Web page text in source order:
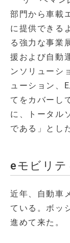
部門から車載
に提供できる
る強力な事業
援および自動
ンソリューシ
ューション、
てをカバーし
に、トータル
である」とし
eモビリテ
近年、自動車
ている。ボッ
進めて来た。